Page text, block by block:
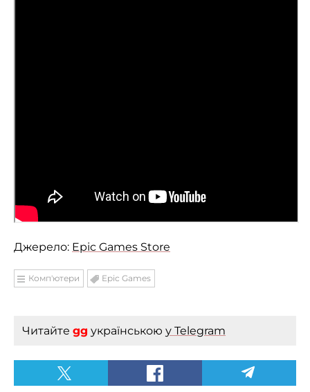
Джерело: Epic Games Store
Комп'ютери Epic Games
Читайте gg українською у Telegram